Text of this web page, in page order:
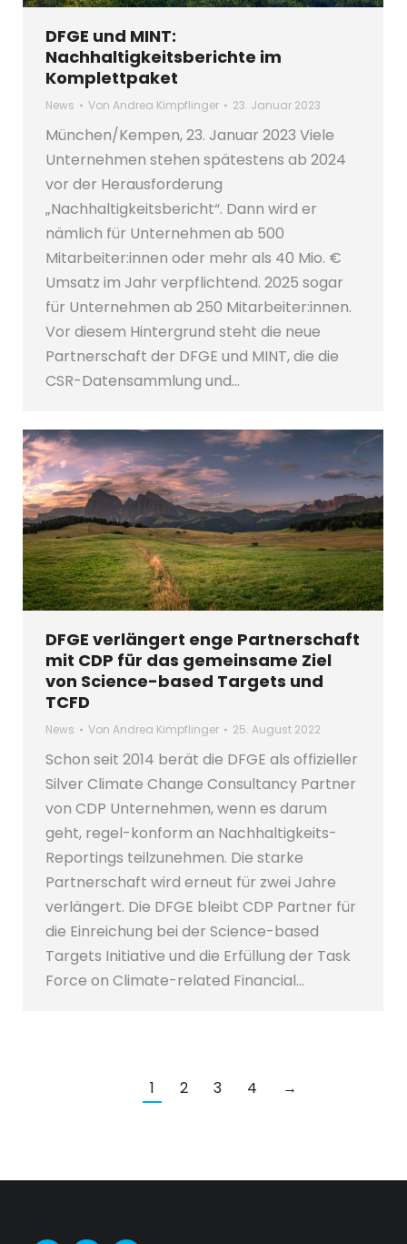
DFGE und MINT:
Nachhaltigkeitsberichte im
Komplettpaket
News Von Andrea Kimpflinger 23. Januar 2023
München/Kempen, 23. Januar 2023 Viele
Unternehmen stehen spätestens ab 2024
vor der Herausforderung
„Nachhaltigkeitsbericht“. Dann wird er
nämlich für Unternehmen ab 500
Mitarbeiter:innen oder mehr als 40 Mio. €
Umsatz im Jahr verpflichtend. 2025 sogar
für Unternehmen ab 250 Mitarbeiter:innen.
Vor diesem Hintergrund steht die neue
Partnerschaft der DFGE und MINT, die die
CSR-Datensammlung und…
DFGE verlängert enge Partnerschaft
mit CDP für das gemeinsame Ziel
von Science-based Targets und
TCFD
News Von Andrea Kimpflinger 25. August 2022
Schon seit 2014 berät die DFGE als offizieller
Silver Climate Change Consultancy Partner
von CDP Unternehmen, wenn es darum
geht, regel-konform an Nachhaltigkeits-
Reportings teilzunehmen. Die starke
Partnerschaft wird erneut für zwei Jahre
verlängert. Die DFGE bleibt CDP Partner für
die Einreichung bei der Science-based
Targets Initiative und die Erfüllung der Task
Force on Climate-related Financial…
1 2 3 4 →